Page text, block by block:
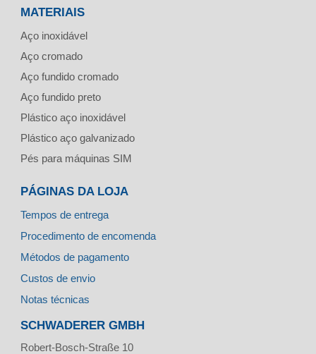
MATERIAIS
Aço inoxidável
Aço cromado
Aço fundido cromado
Aço fundido preto
Plástico aço inoxidável
Plástico aço galvanizado
Pés para máquinas SIM
PÁGINAS DA LOJA
Tempos de entrega
Procedimento de encomenda
Métodos de pagamento
Custos de envio
Notas técnicas
SCHWADERER GMBH
Robert-Bosch-Straße 10